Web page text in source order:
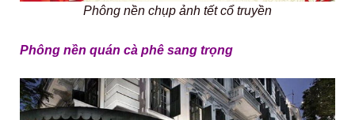
Phông nền chụp ảnh tết cổ truyền
Phông nền quán cà phê sang trọng